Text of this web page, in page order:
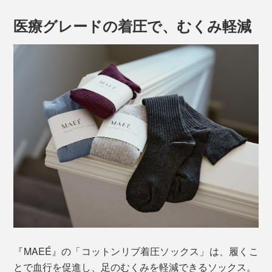
医療グレードの着圧で、むくみ軽減
『MAEÉ』の「コットンリブ着圧ソックス」は、履くこ
とで血行を促進し、足のむくみを軽減できるソックス。